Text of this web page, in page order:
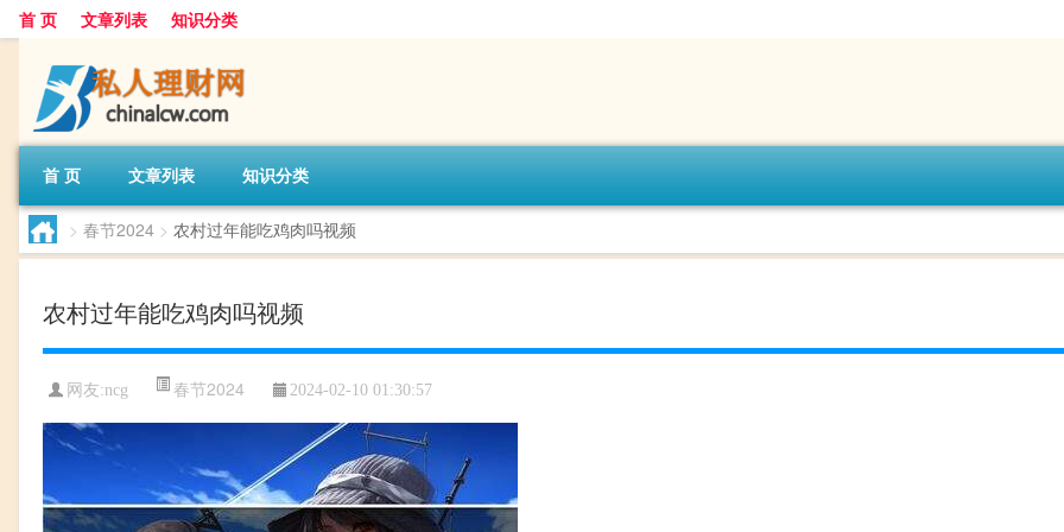
首 页 文章列表 知识分类
首 页 文章列表 知识分类
> 春节2024 > 农村过年能吃鸡肉吗视频
农村过年能吃鸡肉吗视频
网友:ncg 春节2024 2024-02-10 01:30:57